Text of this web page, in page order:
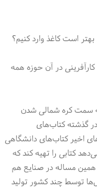
است کاغذ وارد کنیم؟
در آن حوزه همه
به سمت کره شمالی شدن
گذشته کتاب‌های
اخیر کتاب‌های دانشگاهی
کتابی را تهیه کند که
مساله در صنایع هم
توسط چند کشور تولید